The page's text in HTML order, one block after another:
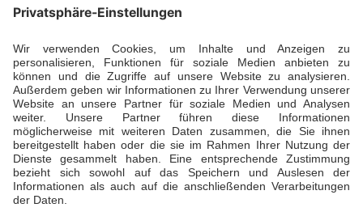
info@hofgut-liederbach.de
Ansprechpartner
Daniela Büdenbender, Geschäftsführerin
T +49 173 5941929
Öffnungszeiten